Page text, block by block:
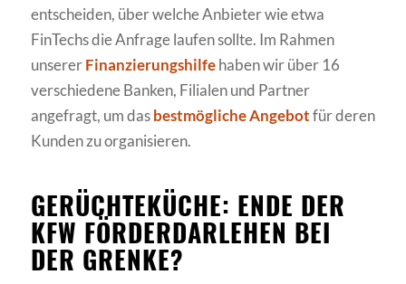
entscheiden, über welche Anbieter wie etwa
FinTechs die Anfrage laufen sollte. Im Rahmen
unsererFinanzierungshilfehaben wir über 16
verschiedene Banken, Filialen und Partner
angefragt, um dasbestmögliche Angebotfür deren
Kunden zu organisieren.
GERÜCHTEKÜCHE: ENDE DER
KFW FÖRDERDARLEHEN BEI
DER GRENKE?